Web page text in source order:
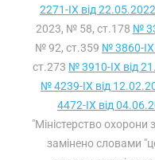
2271-IX від 22.05.2022
2023, № 58, ст.178 №
№ 92, ст.359 № 3860-IX
ст.273 № 3910-IX від
№ 4239-IX від
4472-IX від
"Міністерство охорони
замінено словами